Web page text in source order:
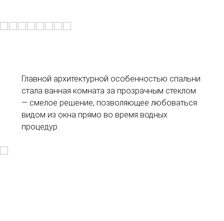
Главной архитектурной особенностью спальни
стала ванная комната за прозрачным стеклом
— смелое решение, позволяющее любоваться
видом из окна прямо во время водных
процедур.